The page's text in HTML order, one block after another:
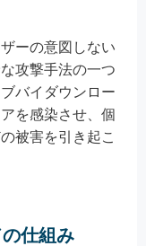
ーの意図しない
攻撃手法の一つ
バイダウンロー
を感染させ、個
被害を引き起こ
仕組み